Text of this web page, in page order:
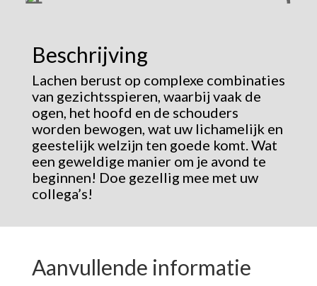
Beschrijving
Lachen berust op complexe combinaties
van gezichtsspieren, waarbij vaak de
ogen, het hoofd en de schouders
worden bewogen, wat uw lichamelijk en
geestelijk welzijn ten goede komt. Wat
een geweldige manier om je avond te
beginnen! Doe gezellig mee met uw
collega’s!
Aanvullende informatie